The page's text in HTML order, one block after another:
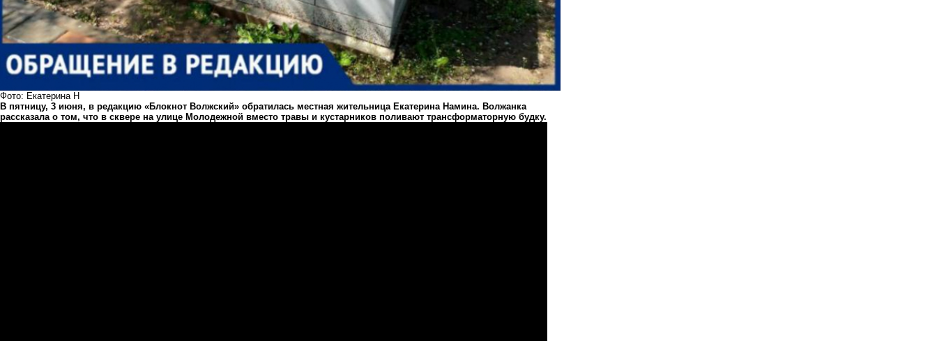
Фото: Екатерина Н
В пятницу, 3 июня, в редакцию «Блокнот Волжский» обратилась местная жительница Екатерина Намина. Волжанка
рассказала о том, что в сквере на улице Молодежной вместо травы и кустарников поливают трансформаторную будку.